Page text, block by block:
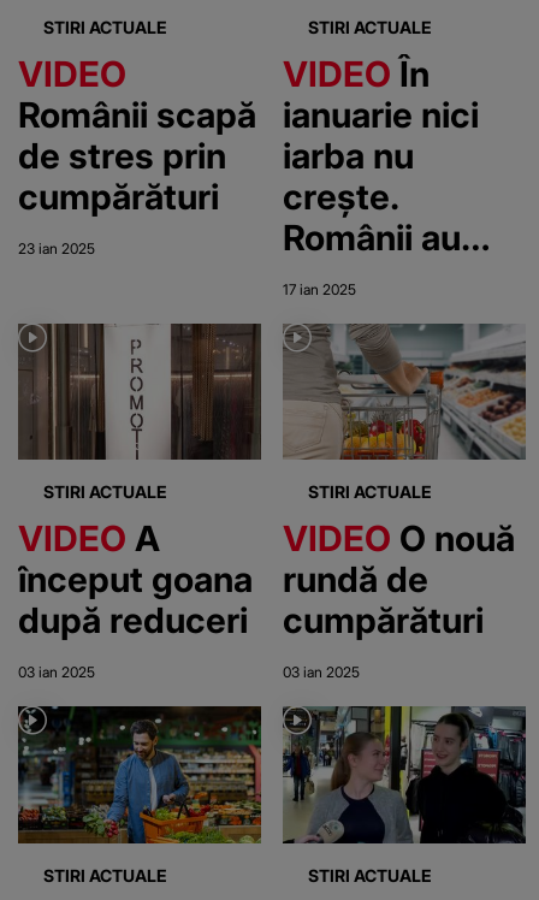
STIRI ACTUALE
VIDEO
Românii scapă
de stres prin
cumpărături
23 ian 2025
STIRI ACTUALE
VIDEO În
ianuarie nici
iarba nu
crește.
Românii au
buzunarele
goale la
început de an
17 ian 2025
STIRI ACTUALE
VIDEO A
început goana
după reduceri
03 ian 2025
STIRI ACTUALE
VIDEO O nouă
rundă de
cumpărături
03 ian 2025
STIRI ACTUALE STIRI ACTUALE